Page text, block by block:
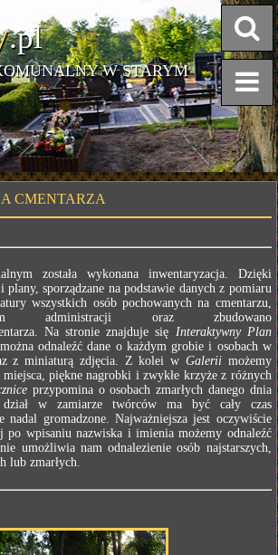
.pl
W STARYM
CMENTARZA
została wykonana inwentaryzacja. Dzięki
plany, sporządzane na podstawie danych z pomiaru
wszystkich osób pochowanych na cmentarzu,
administracji oraz zbudowano
Na stronie znajduje się Interaktywny Plan
odnaleźć dane o każdym grobie i osobach w
z miniaturą zdjęcia. Z kolei w Galerii możemy
piękne nagrobki i zwykłe krzyże z różnych
przypomina o osobach zmarłych danego dnia
dział w zamiarze twórców ma być cały czas
gromadzone. Najważniejsza jest oczywiście
po wpisaniu nazwiska i imienia możemy odnaleźć
umożliwia nam odnalezienie osób najstarszych,
lub zmarłych.